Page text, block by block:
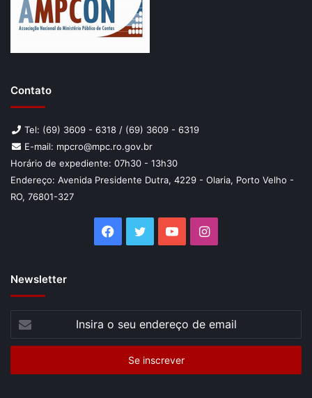
Contato
Tel: (69) 3609 - 6318 / (69) 3609 - 6319
E-mail: mpcro@mpc.ro.gov.br
Horário de expediente: 07h30 - 13h30
Endereço: Avenida Presidente Dutra, 4229 - Olaria, Porto Velho -
RO, 76801-327
Facebook
TwitterYouTubeInstagram
Newsletter
seu
de